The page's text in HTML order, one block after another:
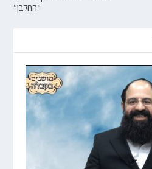
"החלבן"